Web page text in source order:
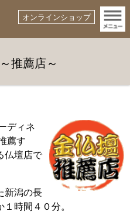
オンラインショップ
～推薦店～
ディネ
薦す
仏壇店で
新潟の長
時間４０分。